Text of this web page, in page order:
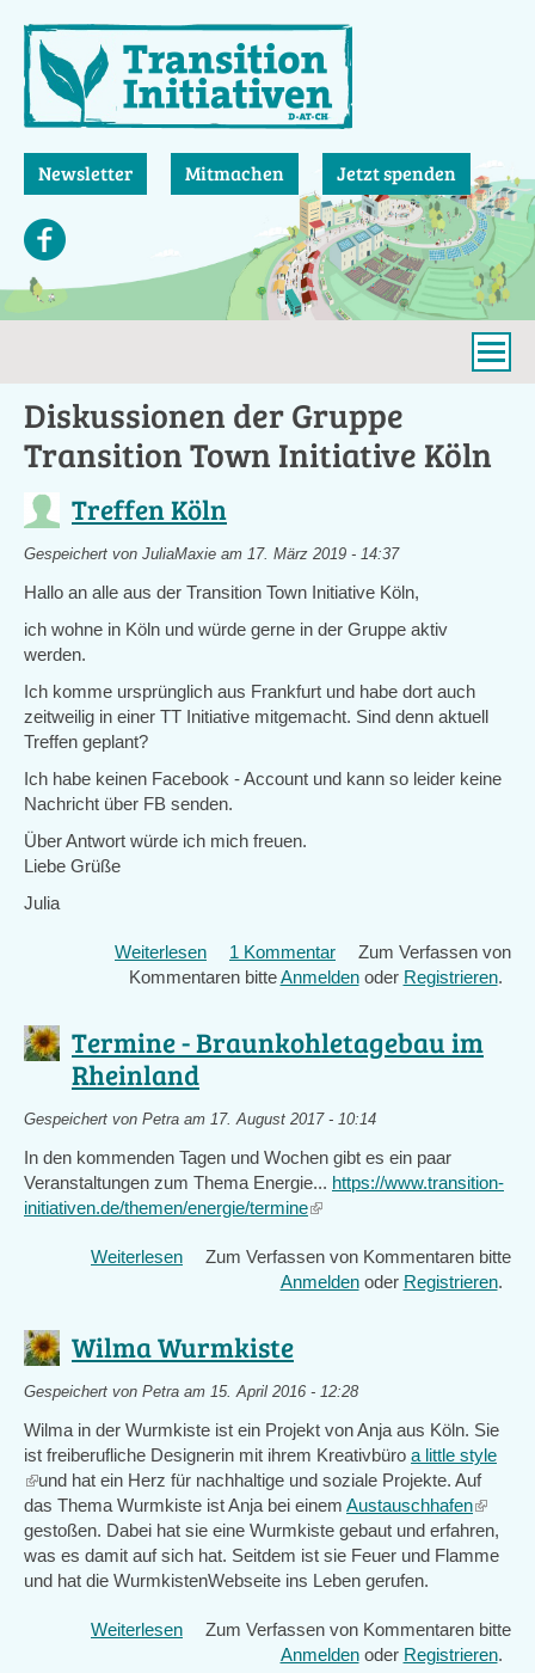
zum
Inhalt
Newsletter Mitmachen Jetzt spenden
Diskussionen der Gruppe
Transition Town Initiative Köln
Treffen Köln
Gespeichert von JuliaMaxie am 17. März 2019 - 14:37
Hallo an alle aus der Transition Town Initiative Köln,
ich wohne in Köln und würde gerne in der Gruppe aktiv
werden.
Ich komme ursprünglich aus Frankfurt und habe dort auch
zeitweilig in einer TT Initiative mitgemacht. Sind denn aktuell
Treffen geplant?
Ich habe keinen Facebook - Account und kann so leider keine
Nachricht über FB senden.
Über Antwort würde ich mich freuen.
Liebe Grüße
Julia
Weiterlesen über
Treffen
1 Kommentar
Zum Verfassen von
Kommentaren bitteAnmeldenoder Registrieren.
Termine - Braunkohletagebau im
Rheinland
Gespeichert von Petra am 17. August 2017 - 10:14
In den kommenden Tagen und Wochen gibt es ein paar
Veranstaltungen zum Thema Energie... https://www.transition-
initiativen.de/themen/energie/termine(link
external)
Weiterlesen über
im
Rheinland
Zum Verfassen von Kommentaren bitte
Anmeldenoder Registrieren.
Wilma Wurmkiste
Gespeichert von Petra am 15. April 2016 - 12:28
Wilma in der Wurmkiste ist ein Projekt von Anja aus Köln. Sie
ist freiberufliche Designerin mit ihrem Kreativbüro a little style
(link
is
external)
und hat ein Herz für nachhaltige und soziale Projekte. Auf
das Thema Wurmkiste ist Anja bei einem Austauschhafen(link
is
gestoßen. Dabei hat sie eine Wurmkiste gebaut und erfahren,
was es damit auf sich hat. Seitdem ist sie Feuer und Flamme
und hat die Wurmkisten­Webseite ins Leben gerufen.
Weiterlesen überZum Verfassen von Kommentaren bitte
Anmeldenoder Registrieren.